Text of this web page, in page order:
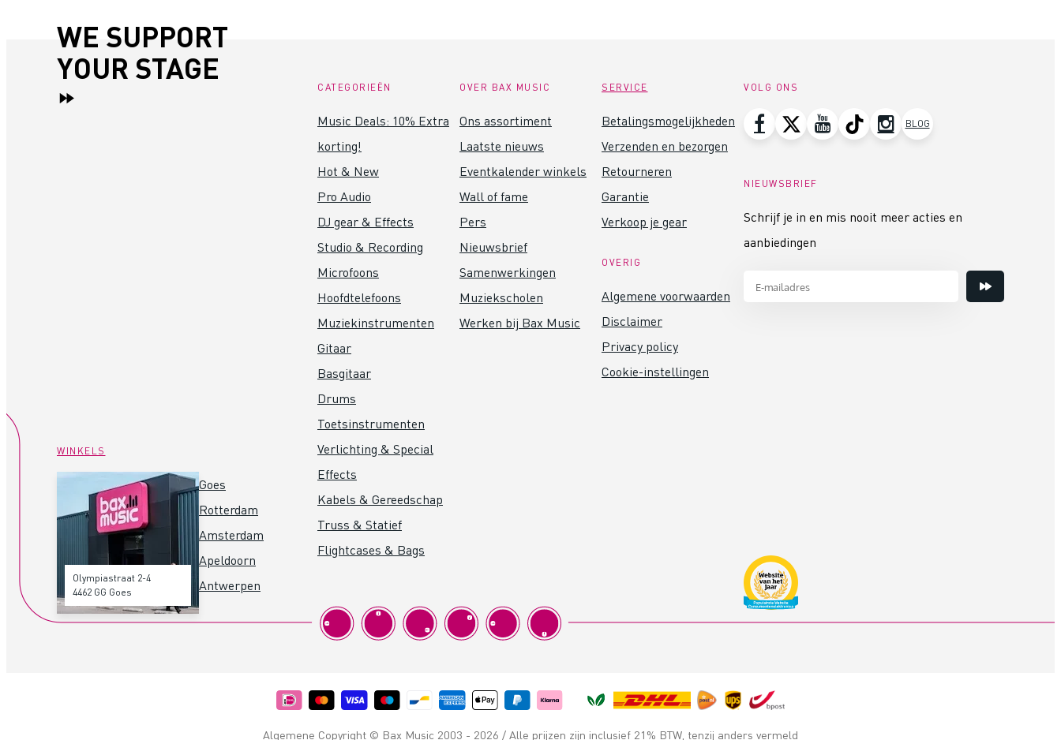
WE SUPPORT
YOUR STAGE
WINKELS
Olympiastraat 2-4
4462 GG Goes
Goes
Rotterdam
Amsterdam
Apeldoorn
Antwerpen
CATEGORIEËN
Music Deals: 10% Extra
korting!
Hot & New
Pro Audio
DJ gear & Effects
Studio & Recording
Microfoons
Hoofdtelefoons
Muziekinstrumenten
Gitaar
Basgitaar
Drums
Toetsinstrumenten
Verlichting & Special
Effects
Kabels & Gereedschap
Truss & Statief
Flightcases & Bags
OVER BAX MUSIC
Ons assortiment
Laatste nieuws
Eventkalender winkels
Wall of fame
Pers
Nieuwsbrief
Samenwerkingen
Muziekscholen
Werken bij Bax Music
SERVICE
Betalingsmogelijkheden
Verzenden en bezorgen
Retourneren
Garantie
Verkoop je gear
OVERIG
Algemene voorwaarden
Disclaimer
Privacy policy
Cookie-instellingen
VOLG ONS
BLOG
NIEUWSBRIEF
Schrijf je in en mis nooit meer acties en
aanbiedingen
Algemene Copyright © Bax Music 2003 - 2026 / Alle prijzen zijn inclusief 21% BTW, tenzij anders vermeld